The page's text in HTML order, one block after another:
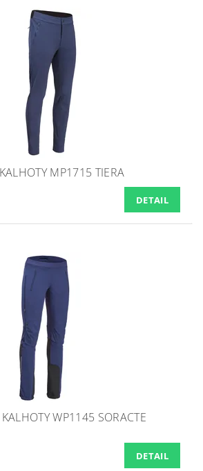
MP1715 TIERA
DETAIL
WP1145 SORACTE
DETAIL